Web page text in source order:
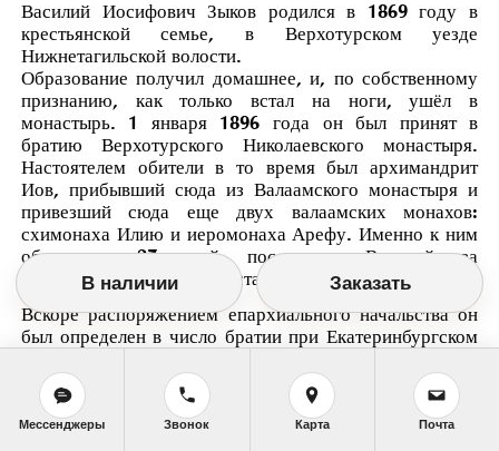
Василий Иосифович Зыков родился в 1869 году в
крестьянской семье, в Верхотурском уезде
Нижнетагильской волости.
Образование получил домашнее, и, по собственному
признанию, как только встал на ноги, ушёл в
монастырь. 1 января 1896 года он был принят в
братию Верхотурского Николаевского монастыря.
Настоятелем обители в то время был архимандрит
Иов, прибывший сюда из Валаамского монастыря и
привезший сюда еще двух валаамских монахов:
схимонаха Илию и иеромонаха Арефу. Именно к ним
обращался 27-летний послушник Василий за
духовными советами и наставлениями.
Вскоре распоряжением епархиального начальства он
был определен в число братии при Екатеринбургском
Зыков был пострижен в монашество с наречением
имени Вениамин и в том же году рукоположен в сан
иеродиакона.
В наличии Заказать
Мессенджеры Звонок Карта Почта